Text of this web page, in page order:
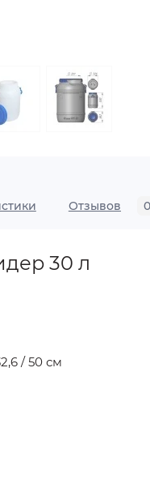
Отзывов 0
30 л
/ 50 см